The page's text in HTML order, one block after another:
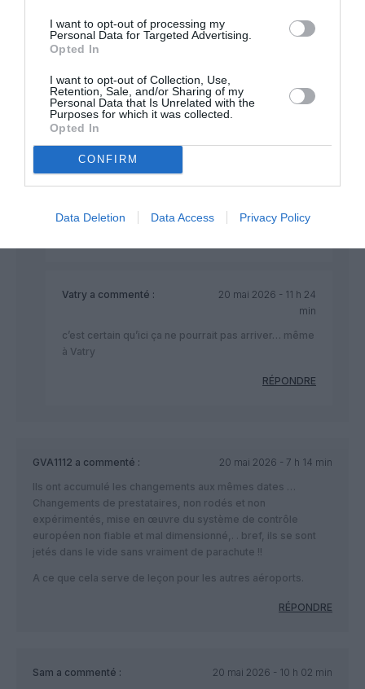
I want to opt-out of processing my
Personal Data for Targeted Advertising.
Opted In
I want to opt-out of Collection, Use,
Retention, Sale, and/or Sharing of my
Personal Data that Is Unrelated with the
Purposes for which it was collected.
Opted In
CONFIRM
Data Deletion Data Access Privacy Policy
PETRIS a commenté :
20 mai 2026 - 9 h 22
Oui, et quel manque de respect pour les clients qui
paient les taxes aéroportuaires. Avec les moyens
actuels, toutes les simulations sont possibles et le
calcul des moyens à mettre en œuvre aussi. On a
l’impression que la gestions des contrôles/sécurité
concentre les incompétences. On a eu des
exemples en France aussi, avec des effectifs
Vatry a commenté :
20 mai 2026 - 11 h 24
min
c’est certain qu’ici ça ne pourrait pas arriver… même
à Vatry
RÉPONDRE
GVA1112 a commenté :
20 mai 2026 - 7 h 14 min
Ils ont accumulé les changements aux mêmes dates …
Changements de prestataires, non rodés et non
expérimentés, mise en œuvre du système de contrôle
européen non fiable et mal dimensionné,. . bref, ils se sont
jetés dans le vide sans vraiment de parachute !!
A ce que cela serve de leçon pour les autres aéroports.
RÉPONDRE
Sam a commenté : 20 mai 2026 - 10 h 02 min